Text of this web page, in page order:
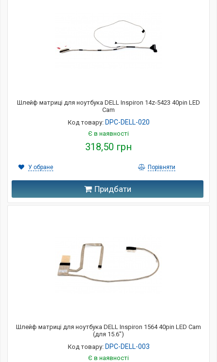
Шлейф матриці для ноутбука DELL Inspiron 14z-5423 40pin LED
Cam
Код товару: DPC-DELL-020
Є в наявності
318,50 грн
Придбати
У обране Порівняти
Шлейф матриці для ноутбука DELL Inspiron 1564 40pin LED Cam
(для 15.6")
Код товару: DPC-DELL-003
Є в наявності